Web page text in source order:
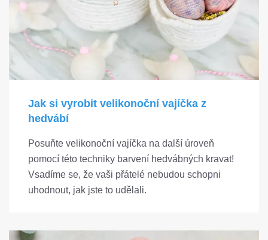
Jak si vyrobit velikonoční vajíčka z
hedvábí
Posuňte velikonoční vajíčka na další úroveň
pomocí této techniky barvení hedvábných kravat!
Vsadíme se, že vaši přátelé nebudou schopni
uhodnout, jak jste to udělali.